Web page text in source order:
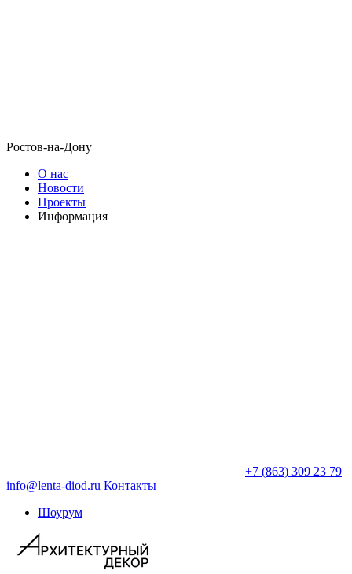
Ростов-на-Дону
О нас
Новости
Проекты
Информация
+7 (863) 309 23 79
info@lenta-diod.ru Контакты
Шоурум